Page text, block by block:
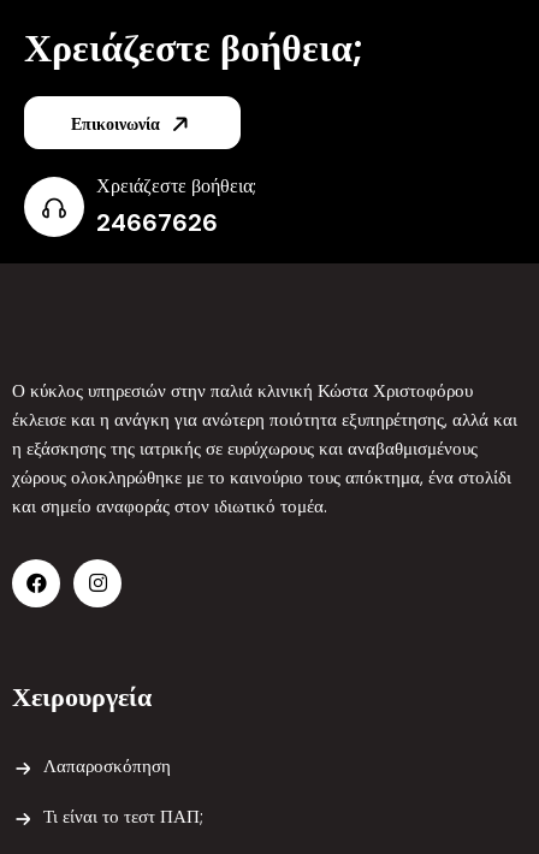
Χρειάζεστε βοήθεια;
Επικοινωνία
Χρειάζεστε βοήθεια;
24667626
Ο κύκλος υπηρεσιών στην παλιά κλινική Κώστα Χριστοφόρου
έκλεισε και η ανάγκη για ανώτερη ποιότητα εξυπηρέτησης, αλλά και
η εξάσκησης της ιατρικής σε ευρύχωρους και αναβαθμισμένους
χώρους ολοκληρώθηκε με το καινούριο τους απόκτημα, ένα στολίδι
και σημείο αναφοράς στον ιδιωτικό τομέα.
Χειρουργεία
Λαπαροσκόπηση
Τι είναι το τεστ ΠΑΠ;